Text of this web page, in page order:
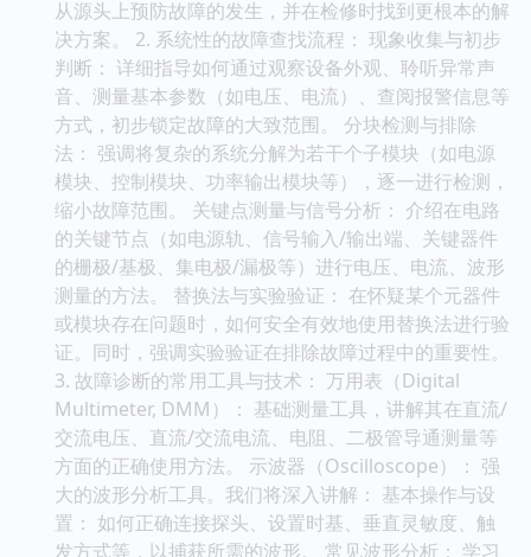
从源头上预防故障的发生，并在检修时找到更根本的解
决方案。 2. 系统性的故障查找流程： 现象收集与初步
判断： 详细指导如何通过观察设备外观、聆听异常声
音、测量基本参数（如电压、电流）、查阅报警信息等
方式，初步锁定故障的大致范围。 分块检测与排除
法： 强调将复杂的系统分解为若干个子模块（如电源
模块、控制模块、功率输出模块等），逐一进行检测，
缩小故障范围。 关键点测量与信号分析： 介绍在电路
的关键节点（如电源轨、信号输入/输出端、关键器件
的栅极/基极、集电极/漏极等）进行电压、电流、波形
测量的方法。 替换法与实验验证： 在怀疑某个元器件
或模块存在问题时，如何安全有效地使用替换法进行验
证。同时，强调实验验证在排除故障过程中的重要性。
3. 故障诊断的常用工具与技术： 万用表（Digital
Multimeter, DMM）： 基础测量工具，讲解其在直流/
交流电压、直流/交流电流、电阻、二极管导通测量等
方面的正确使用方法。 示波器（Oscilloscope）： 强
大的波形分析工具。我们将深入讲解： 基本操作与设
置： 如何正确连接探头、设置时基、垂直灵敏度、触
发方式等，以捕获所需的波形。 常见波形分析： 学习